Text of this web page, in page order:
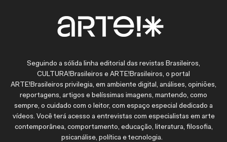
Seguindo a sólida linha editorial das revistas Brasileiros,
CULTURA!Brasileiros e ARTE!Brasileiros, o portal
ARTE!Brasileiros privilegia, em ambiente digital, análises, opiniões,
reportagens, artigos e belíssimas imagens, mantendo, como
sempre, o cuidado com o leitor, com espaço especial dedicado a
vídeos. Você terá acesso a entrevistas com especialistas em arte
contemporânea, comportamento, educação, literatura, filosofia,
psicanálise, política e tecnologia.